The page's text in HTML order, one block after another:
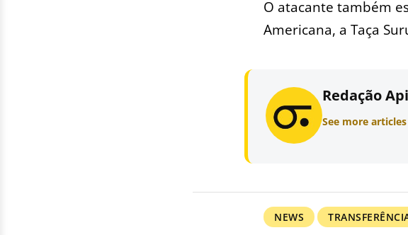
O atacante também
Americana, a Taça
Redação
See more
NEWS